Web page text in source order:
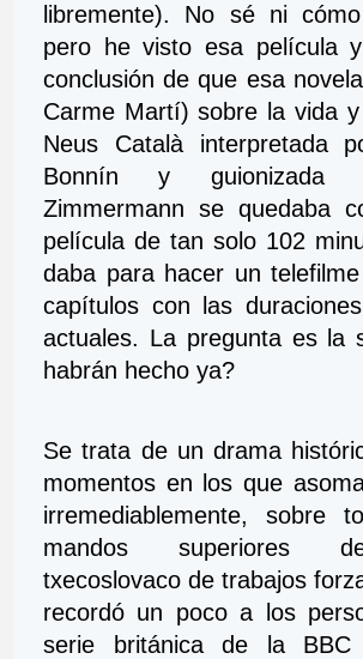
libremente). No sé ni
pero he visto esa película
conclusión de que esa
Carme Martí) sobre la vida
Neus Català interpretada
Bonnín y guionizada
Zimmermann se quedaba
película de tan solo 102
daba para hacer un
capítulos con las
actuales. La pregunta es la
habrán hecho ya?
Se trata de un drama
momentos en los que
irremediablemente, sobre
mandos superiores
txecoslovaco de trabajos
recordó un poco a los
serie británica de la BBC